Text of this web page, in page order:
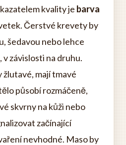
kvality je barva
Čerstvé krevety by
šedavou nebo lehce
závislosti na druhu.
mají tmavé
působí rozmáčeně,
skvrny na kůži nebo
začínající
nevhodné. Maso by